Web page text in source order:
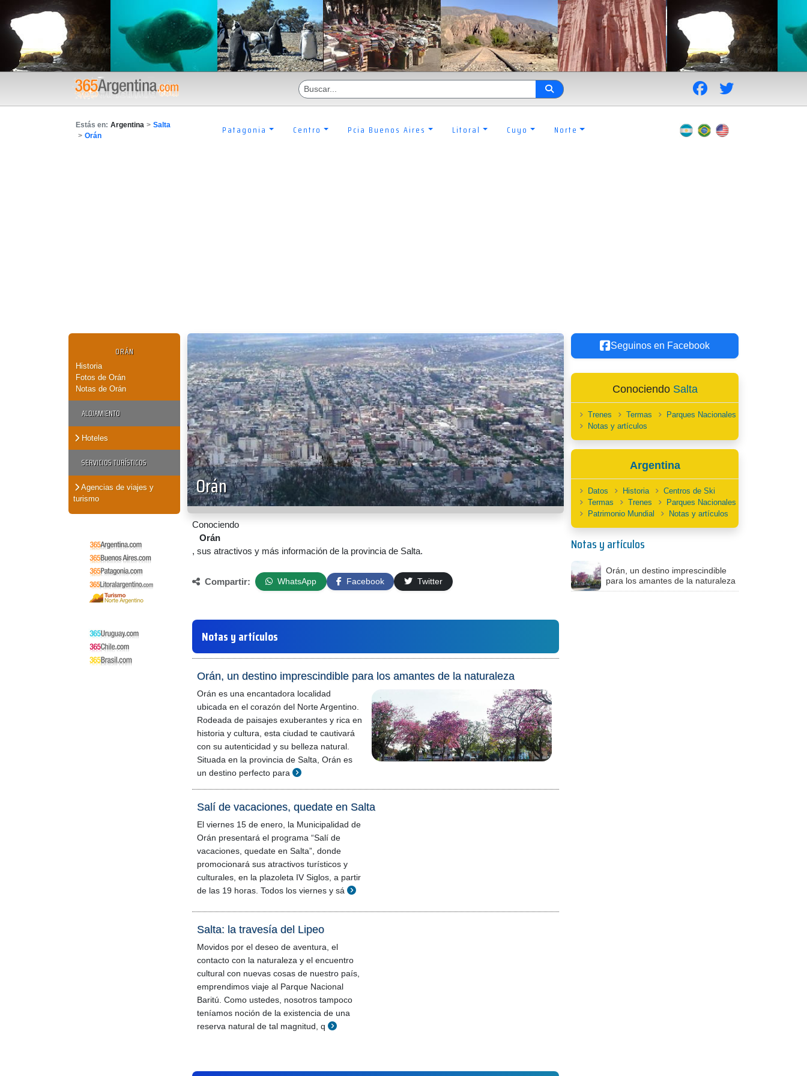
Estás en: Argentina > Salta
> Orán Patagonia Centro Pcia Buenos Aires Litoral Cuyo Norte
ORÁN
Historia
Fotos de Orán
Notas de Orán
ALOJAMIENTO
Hoteles
SERVICIOS TURÍSTICOS
Agencias de viajes y
turismo
Orán
Conociendo
Orán
, sus atractivos y más información de la provincia de Salta.
Compartir: WhatsApp Facebook Twitter
Notas y artículos
Orán, un destino imprescindible para los amantes de la naturaleza
Orán es una encantadora localidad
ubicada en el corazón del Norte Argentino.
Rodeada de paisajes exuberantes y rica en
historia y cultura, esta ciudad te cautivará
con su autenticidad y su belleza natural.
Situada en la provincia de Salta, Orán es
un destino perfecto para
Salí de vacaciones, quedate en Salta
El viernes 15 de enero, la Municipalidad de
Orán presentará el programa “Salí de
vacaciones, quedate en Salta”, donde
promocionará sus atractivos turísticos y
culturales, en la plazoleta IV Siglos, a partir
de las 19 horas. Todos los viernes y sá
Salta: la travesía del Lipeo
Movidos por el deseo de aventura, el
contacto con la naturaleza y el encuentro
cultural con nuevas cosas de nuestro país,
emprendimos viaje al Parque Nacional
Baritú. Como ustedes, nosotros tampoco
teníamos noción de la existencia de una
reserva natural de tal magnitud, q
Seguinos en Facebook
Conociendo Salta
Trenes Termas
Parques Nacionales
Notas y artículos
Argentina
Datos Historia
Centros de Ski
Termas
Trenes
Parques Nacionales
Patrimonio Mundial
Notas y artículos
Notas y artículos
Orán, un destino imprescindible
para los amantes de la naturaleza